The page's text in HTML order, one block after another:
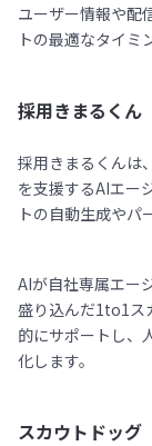
ユーザー情報や配
トの最適なタイミ
採用きまるくん
採用きまるくんは
を支援するAIエー
トの自動生成やパ
AIが自社専属エー
盛り込んだ1to1ス
的にサポートし、
化します。
スカウトドッグ